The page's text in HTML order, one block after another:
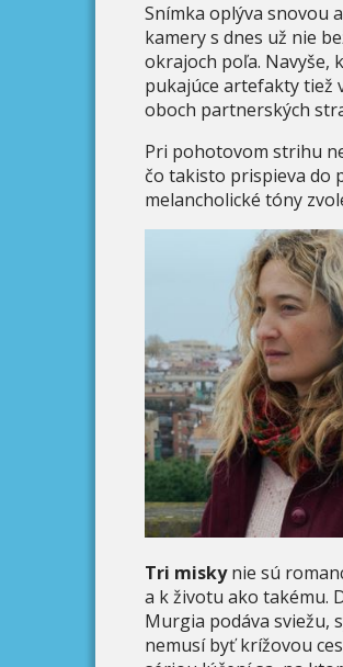
Snímka oplýva snovou
kamery s dnes už nie
okrajoch poľa. Navyše,
pukajúce artefakty tiež
oboch partnerských
Pri pohotovom strihu
čo takisto prispieva do
melancholické tóny
Tri miskynie sú
a k životu ako takému.
Murgia podáva sviežu,
nemusí byť krížovou